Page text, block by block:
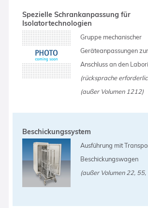
Spezielle Schrankanpassung für
Isolatortechnologien
Gruppe mechanischer
Geräteanpassungen
Anschluss an den
(rücksprache
(außer Volumen 1212)
Beschickungssystem
Ausführung mit
Beschickungswagen
(außer Volumen 22,